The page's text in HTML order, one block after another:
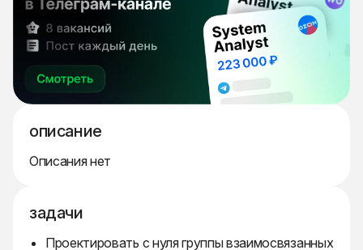
описание
Описания нет
задачи
Проектировать с нуля группы взаимосвязанных